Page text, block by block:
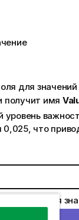
для значений
получит имя
уровень
что
имя поля для
поле